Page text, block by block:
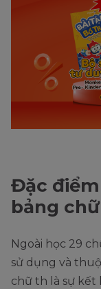
Đặc
bảng
Ngoài học 29
sử dụng và
chữ th là sự kết